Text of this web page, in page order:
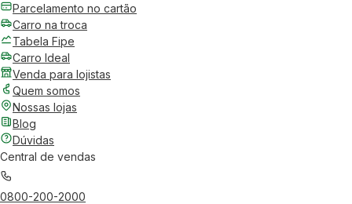
Parcelamento no cartão
Carro na troca
Tabela Fipe
Carro Ideal
Venda para lojistas
Quem somos
Nossas lojas
Blog
Dúvidas
Central de vendas
0800-200-2000